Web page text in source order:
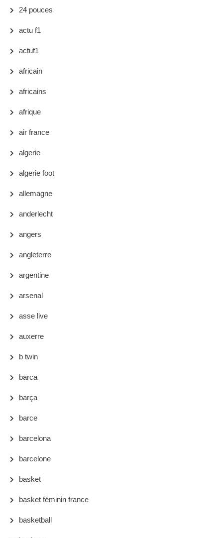
24 pouces
actu f1
actuf1
africain
africains
afrique
air france
algerie
algerie foot
allemagne
anderlecht
angers
angleterre
argentine
arsenal
asse live
auxerre
b twin
barca
barça
barce
barcelona
barcelone
basket
basket féminin france
basketball